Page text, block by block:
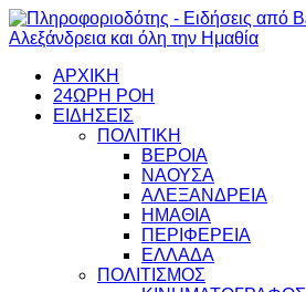
ΑΡΧΙΚΗ
24ΩΡΗ ΡΟΗ
ΕΙΔΗΣΕΙΣ
ΠΟΛΙΤΙΚΗ
ΒΕΡΟΙΑ
ΝΑΟΥΣΑ
ΑΛΕΞΑΝΔΡΕΙΑ
ΗΜΑΘΙΑ
ΠΕΡΙΦΕΡΕΙΑ
ΕΛΛΑΔΑ
ΠΟΛΙΤΙΣΜΟΣ